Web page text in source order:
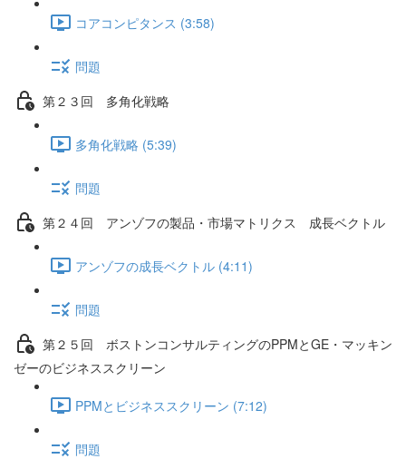
コアコンピタンス (3:58)
問題
第２３回 多角化戦略
多角化戦略 (5:39)
問題
第２４回 アンゾフの製品・市場マトリクス 成長ベクトル
アンゾフの成長ベクトル (4:11)
問題
第２５回 ボストンコンサルティングのPPMとGE・マッキン
ゼーのビジネススクリーン
PPMとビジネススクリーン (7:12)
問題